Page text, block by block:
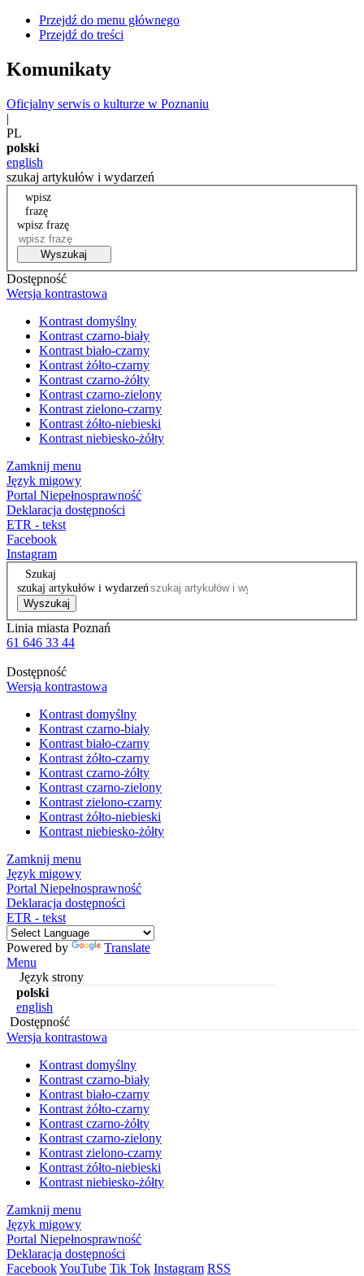
Przejdź do menu głównego
Przejdź do treści
Komunikaty
Oficjalny serwis o kulturze w Poznaniu
|
PL
polski
english
szukaj artykułów i wydarzeń
wpisz
frazę
wpisz frazę
Wyszukaj
Dostępność
Wersja kontrastowa
Kontrast domyślny
Kontrast czarno-biały
Kontrast biało-czarny
Kontrast żółto-czarny
Kontrast czarno-żółty
Kontrast czarno-zielony
Kontrast zielono-czarny
Kontrast żółto-niebieski
Kontrast niebiesko-żółty
Zamknij menu
Język migowy
Portal Niepełnosprawność
Deklaracja dostępności
ETR - tekst
Facebook
Instagram
Szukaj
szukaj artykułów i wydarzeń
Wyszukaj
Linia miasta Poznań
61 646 33 44
Dostępność
Wersja kontrastowa
Kontrast domyślny
Kontrast czarno-biały
Kontrast biało-czarny
Kontrast żółto-czarny
Kontrast czarno-żółty
Kontrast czarno-zielony
Kontrast zielono-czarny
Kontrast żółto-niebieski
Kontrast niebiesko-żółty
Zamknij menu
Język migowy
Portal Niepełnosprawność
Deklaracja dostępności
ETR - tekst
Powered by
Translate
Menu
Język strony
polski
english
Dostępność
Wersja kontrastowa
Kontrast domyślny
Kontrast czarno-biały
Kontrast biało-czarny
Kontrast żółto-czarny
Kontrast czarno-żółty
Kontrast czarno-zielony
Kontrast zielono-czarny
Kontrast żółto-niebieski
Kontrast niebiesko-żółty
Zamknij menu
Język migowy
Portal Niepełnosprawność
Deklaracja dostępności
FacebookYouTube Tik Tok Instagram RSS